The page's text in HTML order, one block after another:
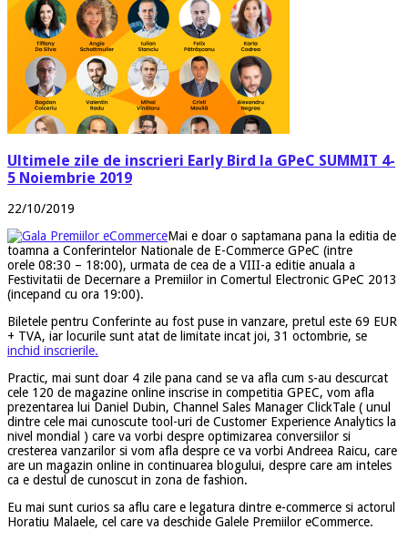
Ultimele zile de inscrieri Early Bird la GPeC SUMMIT 4-
5 Noiembrie 2019
22/10/2019
Mai e doar o saptamana pana la editia de
toamna a Conferintelor Nationale de E-Commerce GPeC (intre
orele 08:30 – 18:00), urmata de cea de a VIII-a editie anuala a
Festivitatii de Decernare a Premiilor in Comertul Electronic GPeC 2013
(incepand cu ora 19:00).
Biletele pentru Conferinte au fost puse in vanzare, pretul este 69 EUR
+ TVA, iar locurile sunt atat de limitate incat joi, 31 octombrie, se
inchid inscrierile.
Practic, mai sunt doar 4 zile pana cand se va afla cum s-au descurcat
cele 120 de magazine online inscrise in competitia GPEC, vom afla
prezentarea lui Daniel Dubin, Channel Sales Manager ClickTale ( unul
dintre cele mai cunoscute tool-uri de Customer Experience Analytics la
nivel mondial ) care va vorbi despre optimizarea conversiilor si
cresterea vanzarilor si vom afla despre ce va vorbi Andreea Raicu, care
are un magazin online in continuarea blogului, despre care am inteles
ca e destul de cunoscut in zona de fashion.
Eu mai sunt curios sa aflu care e legatura dintre e-commerce si actorul
Horatiu Malaele, cel care va deschide Galele Premiilor eCommerce.